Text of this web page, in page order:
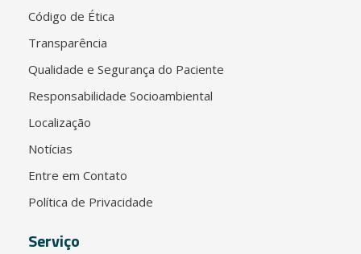
Código de Ética
Transparência
Qualidade e Segurança do Paciente
Responsabilidade Socioambiental
Localização
Notícias
Entre em Contato
Política de Privacidade
Serviço